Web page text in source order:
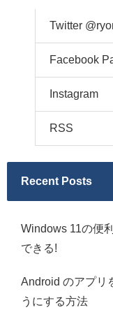
Twitter
Facebook
Instagram
RSS
Recent Posts
Windows 11の便
できる!
Android のアプリ
うにする方法